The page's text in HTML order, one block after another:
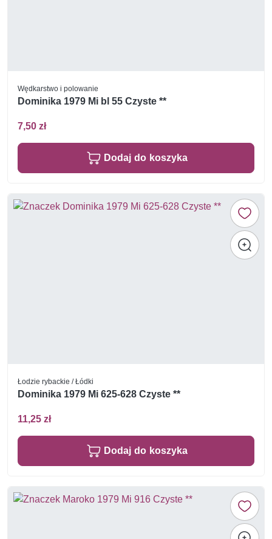
Wędkarstwo i polowanie
Dominika 1979 Mi bl 55 Czyste **
7,50 zł
Dodaj do koszyka
Łodzie rybackie / Łódki
Dominika 1979 Mi 625-628 Czyste **
11,25 zł
Dodaj do koszyka